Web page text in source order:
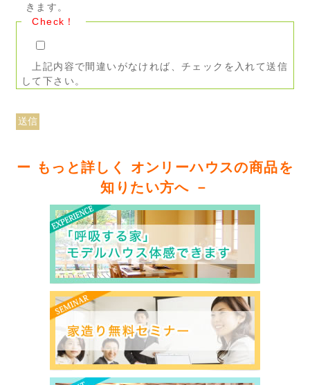
きます。
Check！
上記内容で間違いがなければ、チェックを入れて送信
して下さい。
ー もっと詳しく オンリーハウスの商品を
知りたい方へ －